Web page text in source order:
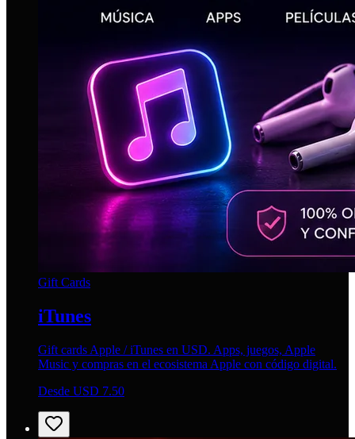
Gift Cards
iTunes
Gift cards Apple / iTunes en USD. Apps, juegos, Apple
Music y compras en el ecosistema Apple con código digital.
Desde USD 7.50